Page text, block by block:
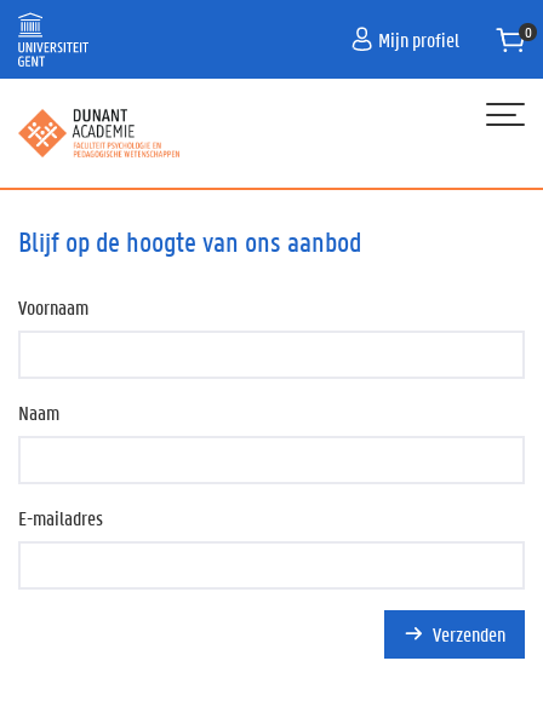
Overslaan
naar
inhoud
gaan
Mijn profiel
PROGRAMMA
NIEUWS
AANMELDEN VOOR OPLEIDINGEN IN 26-27
Blijf op de hoogte van ons aanbod
Voornaam
Naam
E-mailadres
Verzenden